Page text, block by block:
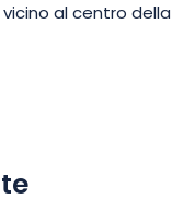
al centro della